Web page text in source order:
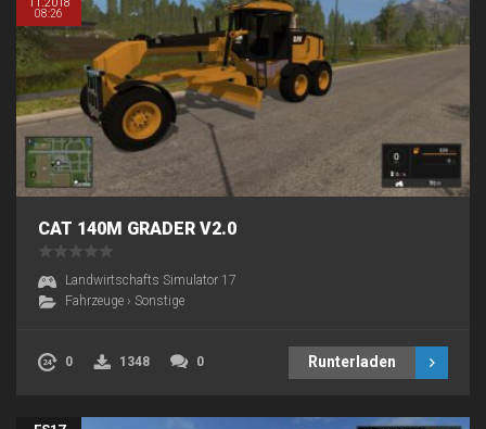
08:26
CAT 140M GRADER V2.0
Landwirtschafts Simulator 17
Fahrzeuge › Sonstige
0 1348 0 Runterladen